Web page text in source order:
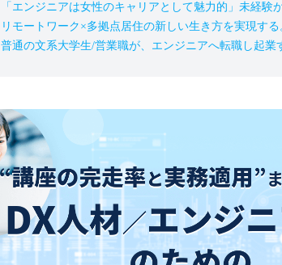
「エンジニアは女性のキャリアとして魅力的」未経験
リモートワーク×多拠点居住の新しい生き方を実現す
普通の文系大学生/営業職が、エンジニアへ転職し起業